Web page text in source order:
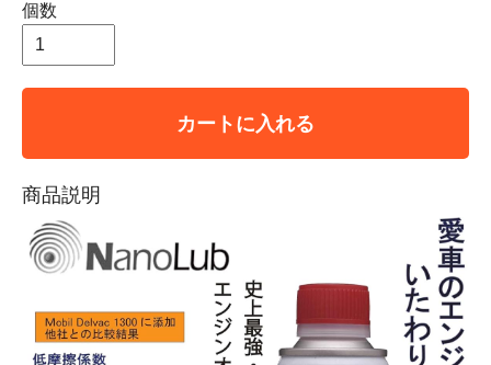
個数
カートに入れる
商品説明